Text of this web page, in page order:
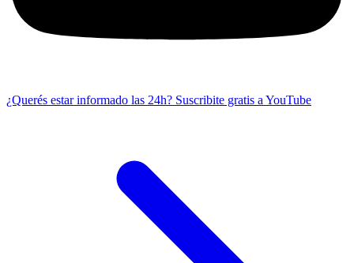
¿Querés estar informado las 24h? Suscribite gratis a YouTube